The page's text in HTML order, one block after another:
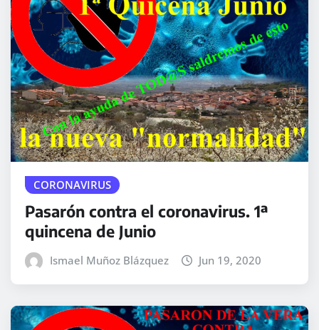
CORONAVIRUS
Pasarón contra el coronavirus. 1ª
quincena de Junio
Ismael Muñoz Blázquez Jun 19, 2020